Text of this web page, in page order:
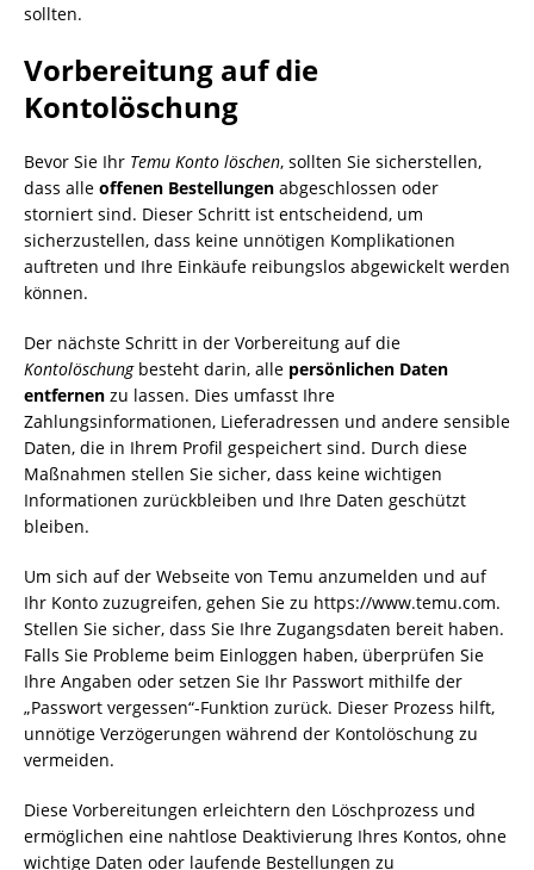
sollten.
Vorbereitung auf die
Kontolöschung
Bevor Sie Ihr Temu Konto löschen, sollten Sie sicherstellen,
dass alle offenen Bestellungen abgeschlossen oder
storniert sind. Dieser Schritt ist entscheidend, um
sicherzustellen, dass keine unnötigen Komplikationen
auftreten und Ihre Einkäufe reibungslos abgewickelt werden
können.
Der nächste Schritt in der Vorbereitung auf die
Kontolöschungbesteht darin, alle persönlichen Daten
entfernen zu lassen. Dies umfasst Ihre
Zahlungsinformationen, Lieferadressen und andere sensible
Daten, die in Ihrem Profil gespeichert sind. Durch diese
Maßnahmen stellen Sie sicher, dass keine wichtigen
Informationen zurückbleiben und Ihre Daten geschützt
bleiben.
Um sich auf der Webseite von Temu anzumelden und auf
Ihr Konto zuzugreifen, gehen Sie zu https://www.temu.com.
Stellen Sie sicher, dass Sie Ihre Zugangsdaten bereit haben.
Falls Sie Probleme beim Einloggen haben, überprüfen Sie
Ihre Angaben oder setzen Sie Ihr Passwort mithilfe der
„Passwort vergessen“-Funktion zurück. Dieser Prozess hilft,
unnötige Verzögerungen während der Kontolöschung zu
vermeiden.
Diese Vorbereitungen erleichtern den Löschprozess und
ermöglichen eine nahtlose Deaktivierung Ihres Kontos, ohne
wichtige Daten oder laufende Bestellungen zu